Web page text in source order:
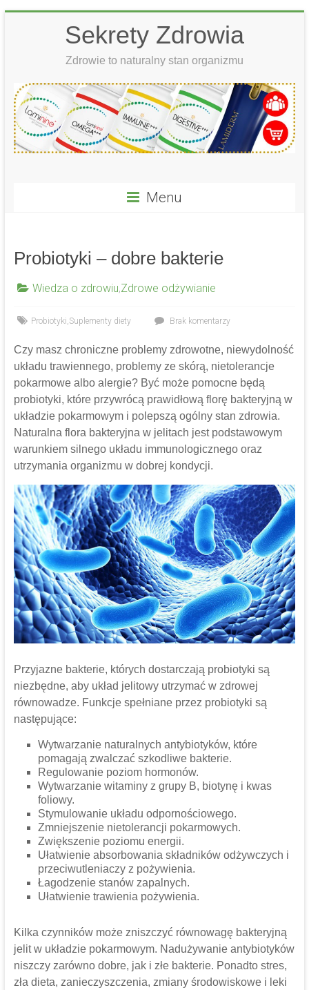
Sekrety Zdrowia
Zdrowie to naturalny stan organizmu
Menu
Probiotyki – dobre bakterie
Wiedza o zdrowiu,Zdrowe odżywianie
Probiotyki,Suplementy diety Brak komentarzy
Czy masz chroniczne problemy zdrowotne, niewydolność
układu trawiennego, problemy ze skórą, nietolerancje
pokarmowe albo alergie? Być może pomocne będą
probiotyki, które przywrócą prawidłową florę bakteryjną w
układzie pokarmowym i polepszą ogólny stan zdrowia.
Naturalna flora bakteryjna w jelitach jest podstawowym
warunkiem silnego układu immunologicznego oraz
utrzymania organizmu w dobrej kondycji.
Przyjazne bakterie, których dostarczają probiotyki są
niezbędne, aby układ jelitowy utrzymać w zdrowej
równowadze. Funkcje spełniane przez probiotyki są
następujące:
Wytwarzanie naturalnych antybiotyków, które
pomagają zwalczać szkodliwe bakterie.
Regulowanie poziom hormonów.
Wytwarzanie witaminy z grupy B, biotynę i kwas
foliowy.
Stymulowanie układu odpornościowego.
Zmniejszenie nietolerancji pokarmowych.
Zwiększenie poziomu energii.
Ułatwienie absorbowania składników odżywczych i
przeciwutleniaczy z pożywienia.
Łagodzenie stanów zapalnych.
Ułatwienie trawienia pożywienia.
Kilka czynników może zniszczyć równowagę bakteryjną
jelit w układzie pokarmowym. Nadużywanie antybiotyków
niszczy zarówno dobre, jak i złe bakterie. Ponadto stres,
zła dieta, zanieczyszczenia, zmiany środowiskowe i leki